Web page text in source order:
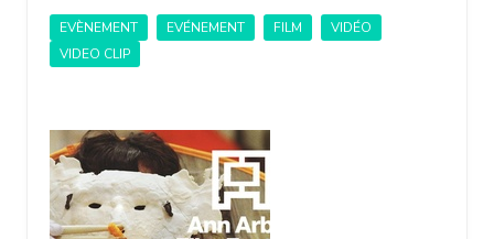
EVÈNEMENT EVÉNEMENT FILM
VIDÉO
VIDEO CLIP